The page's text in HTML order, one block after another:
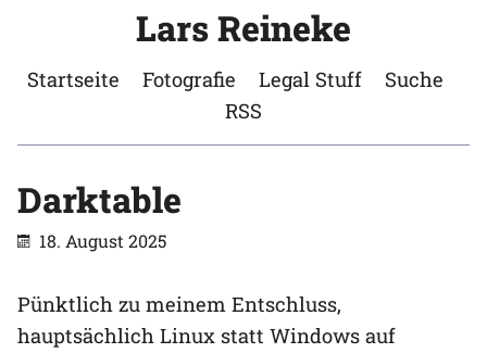
Lars Reineke
Startseite Fotografie Legal Stuff
Suche
RSS
Darktable
18. August 2025
Pünktlich zu meinem Entschluss,
hauptsächlich Linux statt Windows auf